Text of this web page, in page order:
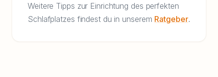
Weitere Tipps zur Einrichtung des perfekten
Schlafplatzes findest du in unserem Ratgeber.